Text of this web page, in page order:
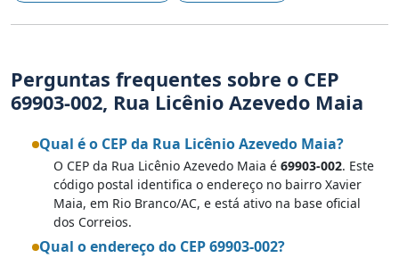
Perguntas frequentes sobre o CEP
69903-002, Rua Licênio Azevedo Maia
Qual é o CEP da Rua Licênio Azevedo Maia?
O CEP da Rua Licênio Azevedo Maia é 69903-002. Este
código postal identifica o endereço no bairro Xavier
Maia, em Rio Branco/AC, e está ativo na base oficial
dos Correios.
Qual o endereço do CEP 69903-002?